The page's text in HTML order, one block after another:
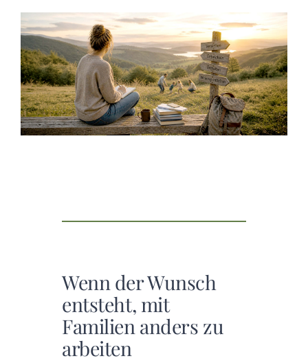
AKTUELLES
SERVICE
SUCHE
NACH:
Wenn der Wunsch
entsteht, mit
Familien anders zu
arbeiten